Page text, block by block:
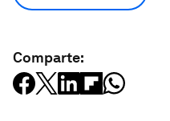
Comparte: